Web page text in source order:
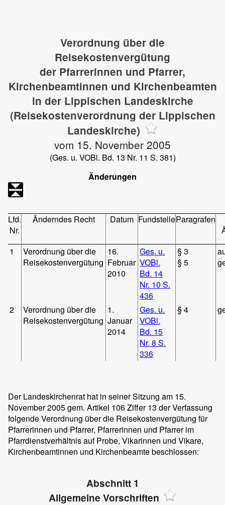
Verordnung über die
Reisekostenvergütung
der Pfarrerinnen und Pfarrer,
Kirchenbeamtinnen und Kirchenbeamten
in der Lippischen Landeskirche
(Reisekostenverordnung der Lippischen
Landeskirche)
vom 15. November 2005
(Ges. u. VOBl. Bd. 13 Nr. 11 S. 381)
Änderungen
Lfd.
Nr.
Änderndes Recht Datum FundstelleParagrafen
1
Verordnung über die
Reisekostenvergütung
16.
Februar
2010
Ges. u.
VOBl.
Bd. 14
Nr. 10 S.
436
§ 3
§ 5
2
Verordnung über die
Reisekostenvergütung
1.
Januar
2014
Ges. u.
VOBl.
Bd. 15
Nr. 8 S.
336
§ 4
Der Landeskirchenrat hat in seiner Sitzung am 15.
November 2005 gem. Artikel 106 Ziffer 13 der Verfassung
folgende Verordnung über die Reisekostenvergütung für
Pfarrerinnen und Pfarrer, Pfarrerinnen und Pfarrer im
Pfarrdienstverhältnis auf Probe, Vikarinnen und Vikare,
Kirchenbeamtinnen und Kirchenbeamte beschlossen:
Abschnitt 1
Allgemeine Vorschriften